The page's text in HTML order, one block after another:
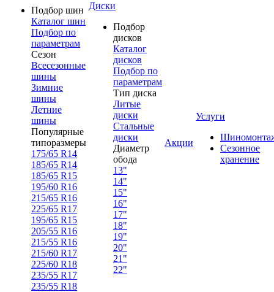
Подбор шин
Каталог шин
Подбор по
параметрам
Сезон
Всесезонные
шины
Зимние
шины
Летние
шины
Популярные
типоразмеры
175/65 R14
185/65 R14
185/65 R15
195/60 R16
215/65 R16
225/65 R17
195/65 R15
205/55 R16
215/55 R16
215/60 R17
225/60 R18
235/55 R17
235/55 R18
Диски
Подбор
дисков
Каталог
дисков
Подбор по
параметрам
Тип диска
Литые
диски
Стальные
диски
Диаметр
обода
13"
14"
15"
16"
17"
18"
19"
20"
21"
22"
Акции
Услуги
Сезонное
хранение